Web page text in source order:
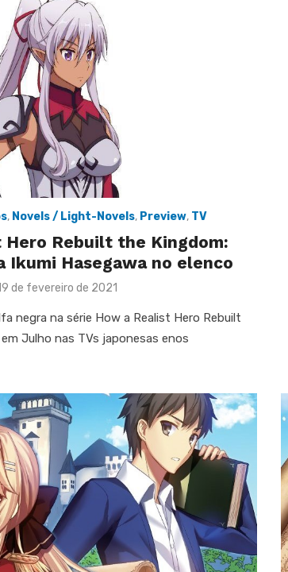
, Novels / Light-Novels, Preview, TV
Hero Rebuilt the Kingdom:
Ikumi Hasegawa no elenco
de fevereiro de 2021
negra na série How a Realist Hero Rebuilt
Julho nas TVs japonesas enos